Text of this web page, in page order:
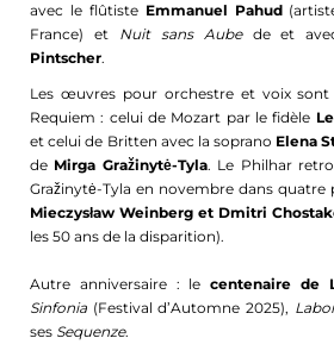
avec le flûtiste Emmanuel Pahud
France) et Nuit sans Aubede et
Pintscher.
Les œuvres pour orchestre et voix sont
Requiem : celui de Mozart par le fidèle
et celui de Britten avec la soprano Elena
de Mirga Gražinytė-Tyla. Le Philhar
Gražinytė-Tyla en novembre dans
Mieczysław Weinberg et Dmitri
les 50 ans de la disparition).
Autre anniversaire : lecentenaire de
Sinfonia (Festival d’Automne 2025),
ses Sequenze.